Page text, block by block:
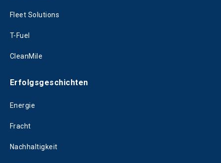
Fleet Solutions
T-Fuel
CleanMile
Erfolgsgeschichten
Energie
Fracht
Nachhaltigkeit